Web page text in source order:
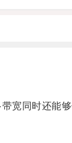
宽同时还能